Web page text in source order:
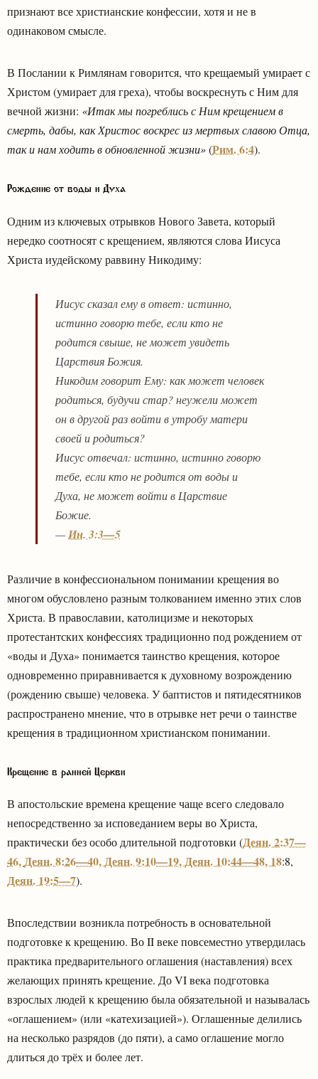
признают все христианские конфессии, хотя и не в
одинаковом смысле.
В Послании к Римлянам говорится, что крещаемый умирает с
Христом (умирает для греха), чтобы воскреснуть с Ним для
вечной жизни: «Итак мы погреблись с Ним крещением в
смерть, дабы, как Христос воскрес из мертвых славою Отца,
так и нам ходить в обновленной жизни»(Рим. 6:4).
Рождение от воды и Духа
Одним из ключевых отрывков Нового Завета, который
нередко соотносят с крещением, являются слова Иисуса
Христа иудейскому раввину Никодиму:
Иисус сказал ему в ответ: истинно,
истинно говорю тебе, если кто не
родится свыше, не может увидеть
Царствия Божия.
Никодим говорит Ему: как может человек
родиться, будучи стар? неужели может
он в другой раз войти в утробу матери
своей и родиться?
Иисус отвечал: истинно, истинно говорю
тебе, если кто не родится от воды и
Духа, не может войти в Царствие
Божие.
—Ин. 3:3—5
Различие в конфессиональном понимании крещения во
многом обусловлено разным толкованием именно этих слов
Христа. В православии, католицизме и некоторых
протестантских конфессиях традиционно под рождением от
«воды и Духа» понимается таинство крещения, которое
одновременно приравнивается к духовному возрождению
(рождению свыше) человека. У баптистов и пятидесятников
распространено мнение, что в отрывке нет речи о таинстве
крещения в традиционном христианском понимании.
Крещение в ранней Церкви
В апостольские времена крещение чаще всего следовало
непосредственно за исповеданием веры во Христа,
практически без особо длительной подготовки (Деян. 2:37—
46,Деян. 8:26—40,Деян. 9:10—19,Деян. 10:44—48, 18:8,
Деян. 19:5—7).
Впоследствии возникла потребность в основательной
подготовке к крещению. Во II веке повсеместно утвердилась
практика предварительного оглашения (наставления) всех
желающих принять крещение. До VI века подготовка
взрослых людей к крещению была обязательной и называлась
«оглашением» (или «катехизацией»). Оглашенные делились
на несколько разрядов (до пяти), а само оглашение могло
длиться до трёх и более лет.